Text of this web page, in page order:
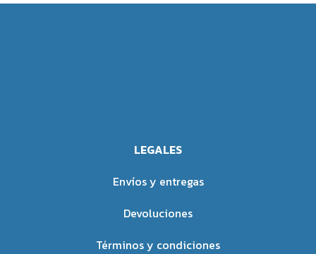
LEGALES
Envíos y entregas
Devoluciones
Términos y condiciones